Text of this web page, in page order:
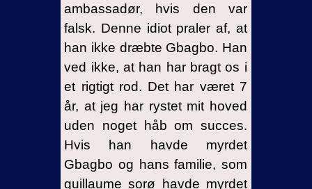
ambassadør, hvis den var
falsk. Denne idiot praler af, at
han ikke dræbte Gbagbo. Han
ved ikke, at han har bragt os i
et rigtigt rod. Det har været 7
år, at jeg har rystet mit hoved
uden noget håb om succes.
Hvis han havde myrdet
Gbagbo og hans familie, som
guillaume sorø havde myrdet